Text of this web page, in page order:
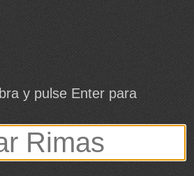
y pulse Enter para